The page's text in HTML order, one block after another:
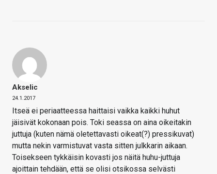
Akselic
24.1.2017
Itseä ei periaatteessa haittaisi vaikka kaikki huhut
jäisivät kokonaan pois. Toki seassa on aina oikeitakin
juttuja (kuten nämä oletettavasti oikeat(?) pressikuvat)
mutta nekin varmistuvat vasta sitten julkkarin aikaan.
Toisekseen tykkäisin kovasti jos näitä huhu-juttuja
ajoittain tehdään, että se olisi otsikossa selvästi